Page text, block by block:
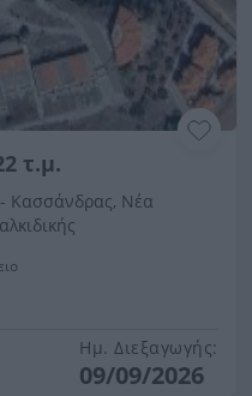
τ.μ.
Κασσάνδρας, Νέα
Ημ. Διεξαγωγής:
09/09/2026